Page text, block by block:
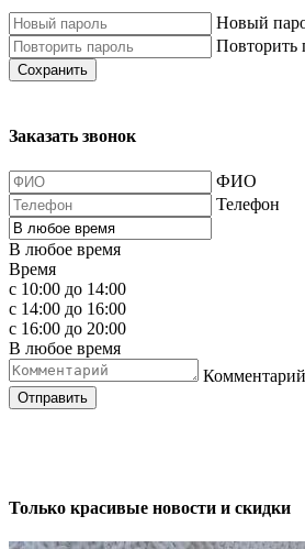
Новый
Повторить
Сохранить
Заказать звонок
ФИО
Телефон
В любое время
Время
с 10:00 до 14:00
с 14:00 до 16:00
с 16:00 до 20:00
В любое время
Комментарий
Отправить
Только красивые новости и скидки